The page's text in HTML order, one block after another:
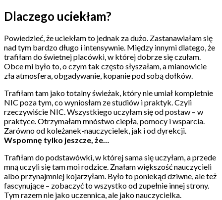
Dlaczego uciekłam?
Powiedzieć, że uciekłam to jednak za dużo. Zastanawiałam się
nad tym bardzo długo i intensywnie. Między innymi dlatego, że
trafiłam do świetnej placówki, w której dobrze się czułam.
Obce mi było to, o czym tak często słyszałam, a mianowicie
zła atmosfera, obgadywanie, kopanie pod sobą dołków.
Trafiłam tam jako totalny świeżak, który nie umiał kompletnie
NIC poza tym, co wyniosłam ze studiów i praktyk. Czyli
rzeczywiście NIC. Wszystkiego uczyłam się od postaw – w
praktyce. Otrzymałam mnóstwo ciepła, pomocy i wsparcia.
Zarówno od koleżanek-nauczycielek, jak i od dyrekcji.
Wspomnę tylko jeszcze, że…
Trafiłam do podstawówki, w której sama się uczyłam, a przede
mną uczyli się tam moi rodzice. Znałam większość nauczycieli
albo przynajmniej kojarzyłam. Było to poniekąd dziwne, ale też
fascynujące – zobaczyć to wszystko od zupełnie innej strony.
Tym razem nie jako uczennica, ale jako nauczycielka.